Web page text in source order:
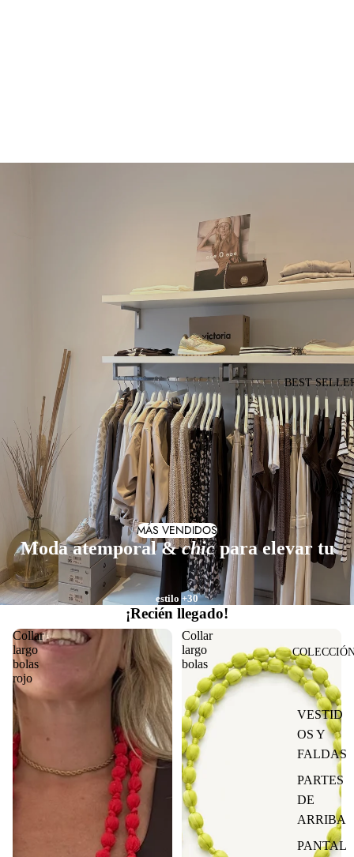
BEST
VESTID
OS Y
FALDAS
PARTES
DE
ARRIBA
PANTAL
MÁS VENDIDOS
Moda atemporal &chicpara elevar tu
estilo +30
¡Recién llegado!
Collar
largo
bolas
rojo
Collar
largo
bolas